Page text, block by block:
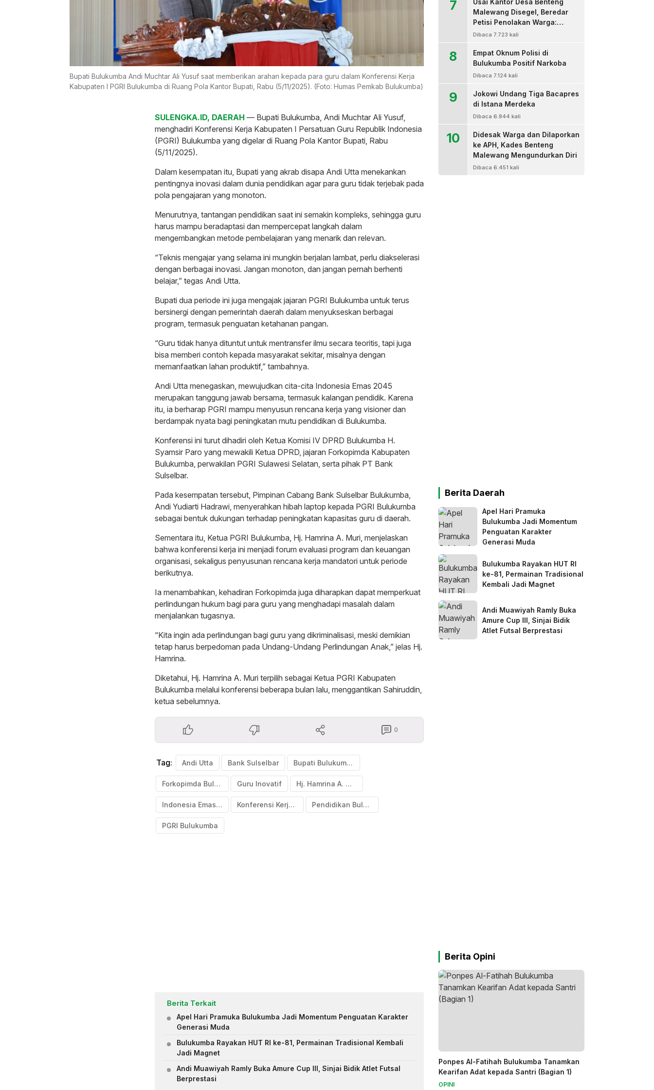
Bupati Bulukumba Andi Muchtar Ali Yusuf saat memberikan arahan kepada para guru dalam Konferensi Kerja
Kabupaten I PGRI Bulukumba di Ruang Pola Kantor Bupati, Rabu (5/11/2025). (Foto: Humas Pemkab Bulukumba)
SULENGKA.ID, DAERAH — Bupati Bulukumba, Andi Muchtar Ali Yusuf,
menghadiri Konferensi Kerja Kabupaten I Persatuan Guru Republik Indonesia
(PGRI) Bulukumba yang digelar di Ruang Pola Kantor Bupati, Rabu
(5/11/2025).
Dalam kesempatan itu, Bupati yang akrab disapa Andi Utta menekankan
pentingnya inovasi dalam dunia pendidikan agar para guru tidak terjebak pada
pola pengajaran yang monoton.
Menurutnya, tantangan pendidikan saat ini semakin kompleks, sehingga guru
harus mampu beradaptasi dan mempercepat langkah dalam
mengembangkan metode pembelajaran yang menarik dan relevan.
“Teknis mengajar yang selama ini mungkin berjalan lambat, perlu diakselerasi
dengan berbagai inovasi. Jangan monoton, dan jangan pernah berhenti
belajar,” tegas Andi Utta.
Bupati dua periode ini juga mengajak jajaran PGRI Bulukumba untuk terus
bersinergi dengan pemerintah daerah dalam menyukseskan berbagai
program, termasuk penguatan ketahanan pangan.
“Guru tidak hanya dituntut untuk mentransfer ilmu secara teoritis, tapi juga
bisa memberi contoh kepada masyarakat sekitar, misalnya dengan
memanfaatkan lahan produktif,” tambahnya.
Andi Utta menegaskan, mewujudkan cita-cita Indonesia Emas 2045
merupakan tanggung jawab bersama, termasuk kalangan pendidik. Karena
itu, ia berharap PGRI mampu menyusun rencana kerja yang visioner dan
berdampak nyata bagi peningkatan mutu pendidikan di Bulukumba.
Konferensi ini turut dihadiri oleh Ketua Komisi IV DPRD Bulukumba H.
Syamsir Paro yang mewakili Ketua DPRD, jajaran Forkopimda Kabupaten
Bulukumba, perwakilan PGRI Sulawesi Selatan, serta pihak PT Bank
Sulselbar.
Pada kesempatan tersebut, Pimpinan Cabang Bank Sulselbar Bulukumba,
Andi Yudiarti Hadrawi, menyerahkan hibah laptop kepada PGRI Bulukumba
sebagai bentuk dukungan terhadap peningkatan kapasitas guru di daerah.
Sementara itu, Ketua PGRI Bulukumba, Hj. Hamrina A. Muri, menjelaskan
bahwa konferensi kerja ini menjadi forum evaluasi program dan keuangan
organisasi, sekaligus penyusunan rencana kerja mandatori untuk periode
berikutnya.
Ia menambahkan, kehadiran Forkopimda juga diharapkan dapat memperkuat
perlindungan hukum bagi para guru yang menghadapi masalah dalam
menjalankan tugasnya.
“Kita ingin ada perlindungan bagi guru yang dikriminalisasi, meski demikian
tetap harus berpedoman pada Undang-Undang Perlindungan Anak,” jelas Hj.
Hamrina.
Diketahui, Hj. Hamrina A. Muri terpilih sebagai Ketua PGRI Kabupaten
Bulukumba melalui konferensi beberapa bulan lalu, menggantikan Sahiruddin,
ketua sebelumnya.
0
Tag: Andi Utta Bank Sulselbar Bupati Bulukumba
Forkopimda Bulukumba Guru Inovatif Hj. Hamrina A. Muri
Indonesia Emas 2045 Konferensi Kerja PGRI Pendidikan Bulukumba
PGRI Bulukumba
Berita Terkait
Apel Hari Pramuka Bulukumba Jadi Momentum Penguatan Karakter
Generasi Muda
Bulukumba Rayakan HUT RI ke-81, Permainan Tradisional Kembali
Jadi Magnet
Andi Muawiyah Ramly Buka Amure Cup III, Sinjai Bidik Atlet Futsal
Berprestasi
7
Usai Kantor Desa Benteng
Malewang Disegel, Beredar
Petisi Penolakan Warga:
Sekretaris Hingga BPD Turut
Dibaca 7.723 kali
8
Empat Oknum Polisi di
Bulukumba Positif Narkoba
Dibaca 7.124 kali
9
Jokowi Undang Tiga Bacapres
di Istana Merdeka
Dibaca 6.844 kali
10
Didesak Warga dan Dilaporkan
ke APH, Kades Benteng
Malewang Mengundurkan Diri
Dibaca 6.451 kali
Berita Daerah
Apel Hari Pramuka
Bulukumba Jadi Momentum
Penguatan Karakter
Generasi Muda
Bulukumba Rayakan HUT RI
ke-81, Permainan Tradisional
Kembali Jadi Magnet
Andi Muawiyah Ramly Buka
Amure Cup III, Sinjai Bidik
Atlet Futsal Berprestasi
Berita Opini
Ponpes Al-Fatihah Bulukumba Tanamkan
Kearifan Adat kepada Santri (Bagian 1)
OPINI